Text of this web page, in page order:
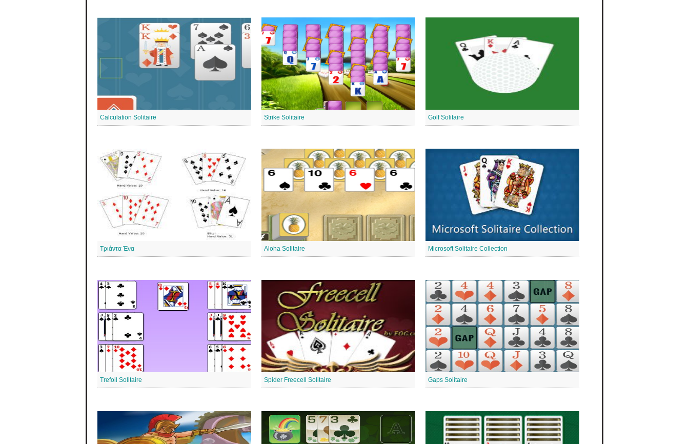
Calculation Solitaire Strike Solitaire Golf Solitaire
Τριάντα Ένα Aloha Solitaire Microsoft Solitaire Collection
Trefoil Solitaire Spider Freecell Solitaire Gaps Solitaire